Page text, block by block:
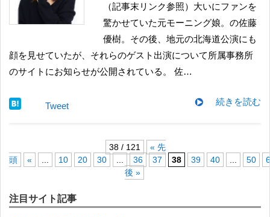
（記事末リンク参照）大いにファンを
驚かせていた元モーニング娘。の佐藤
優樹。その後、地元の北海道公演にも
顔を見せていたが、それらのゲスト出演について所属事務所
のサイトにお知らせが公開されている。 佐…
続きを読む
Tweet
38 / 121
« 先
頭
« 10 20 30 36 37 38 39 40 50
後 »
注目サイト記事